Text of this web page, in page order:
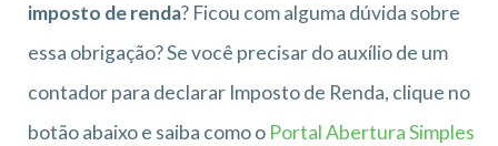
imposto de renda? Ficou com alguma dúvida sobre
essa obrigação? Se você precisar do auxílio de um
contador para declarar Imposto de Renda, clique no
botão abaixo e saiba como o Portal Abertura Simples